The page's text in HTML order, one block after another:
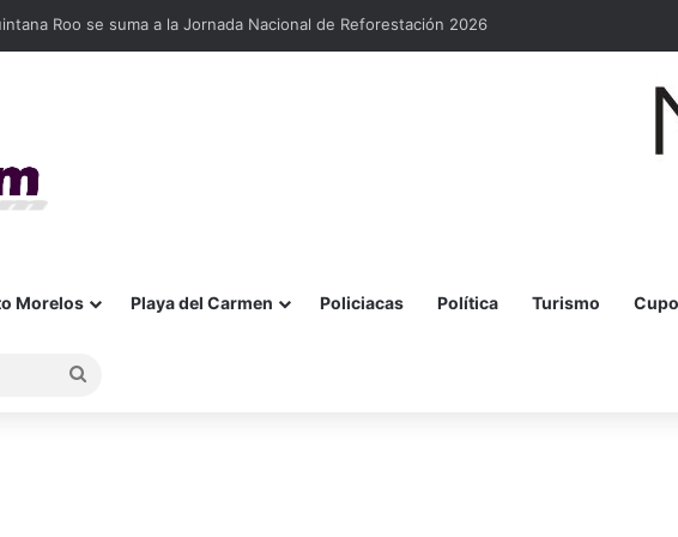
Roo se suma a la Jornada Nacional de Reforestación 2026
Morelos Playa del Carmen Policiacas Política Turismo